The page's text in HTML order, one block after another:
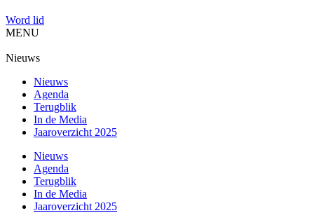
Word lid
MENU
Nieuws
Nieuws
Agenda
Terugblik
In de Media
Jaaroverzicht 2025
Nieuws
Agenda
Terugblik
In de Media
Jaaroverzicht 2025